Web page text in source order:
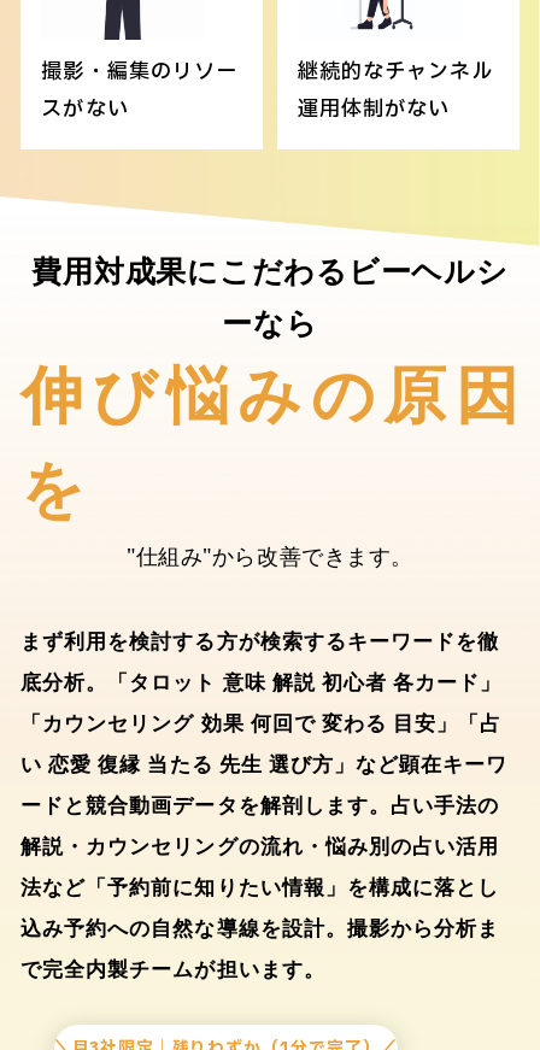
撮影・編集のリソー
スがない
継続的なチャンネル
運用体制がない
費用対成果にこだわるビーヘルシ
ーなら
伸び悩みの原因
を
"仕組み"から改善できます。
まず利用を検討する方が検索するキーワードを徹
底分析。「タロット 意味 解説 初心者 各カード」
「カウンセリング 効果 何回で 変わる 目安」「占
い 恋愛 復縁 当たる 先生 選び方」など顕在キーワ
ードと競合動画データを解剖します。占い手法の
解説・カウンセリングの流れ・悩み別の占い活用
法など「予約前に知りたい情報」を構成に落とし
込み予約への自然な導線を設計。撮影から分析ま
で完全内製チームが担います。